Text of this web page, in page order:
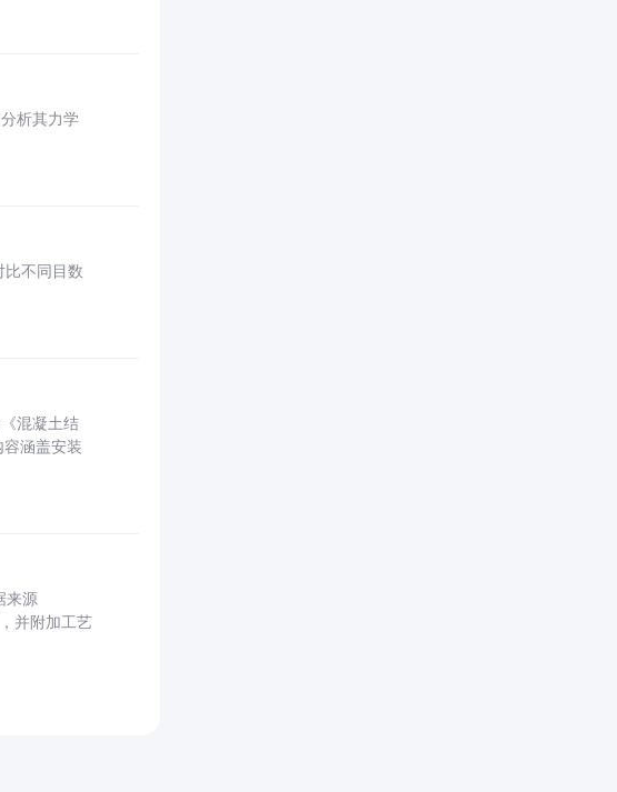
析其力学
比不同目数
混凝土结
容涵盖安装
来源
并附加工艺